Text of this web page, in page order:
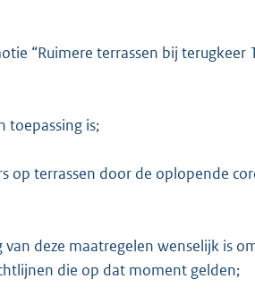
t
3
8
“Ruimere terrassen bij terugkeer
toepassing is;
op terrassen door de oplopende
deze maatregelen wenselijk is
die op dat moment gelden;